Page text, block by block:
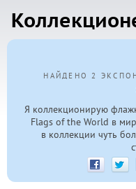
НАЙДЕНО 2
Я коллекционирую
Flags of the World в
в коллекции чуть